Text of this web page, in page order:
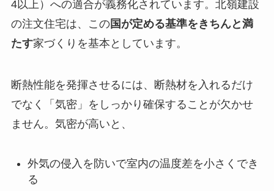
4以上）への適合が義務化されています。北嶺建設
の注文住宅は、この国が定める基準をきちんと満
たす家づくりを基本としています。
断熱性能を発揮させるには、断熱材を入れるだけ
でなく「気密」をしっかり確保することが欠かせ
ません。気密が高いと、
外気の侵入を防いで室内の温度差を小さくでき
る